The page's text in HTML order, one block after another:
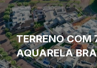
TERRENO
AQUARELA